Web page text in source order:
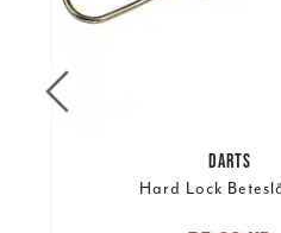
DARTS
Hard Lock